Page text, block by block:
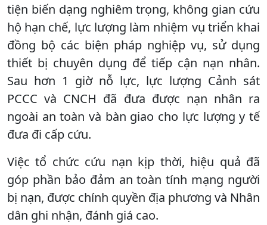
tiện biến dạng nghiêm trọng, không gian cứu
hộ hạn chế, lực lượng làm nhiệm vụ triển khai
đồng bộ các biện pháp nghiệp vụ, sử dụng
thiết bị chuyên dụng để tiếp cận nạn nhân.
Sau hơn 1 giờ nỗ lực, lực lượng Cảnh sát
PCCC và CNCH đã đưa được nạn nhân ra
ngoài an toàn và bàn giao cho lực lượng y tế
đưa đi cấp cứu.
Việc tổ chức cứu nạn kịp thời, hiệu quả đã
góp phần bảo đảm an toàn tính mạng người
bị nạn, được chính quyền địa phương và Nhân
dân ghi nhận, đánh giá cao.